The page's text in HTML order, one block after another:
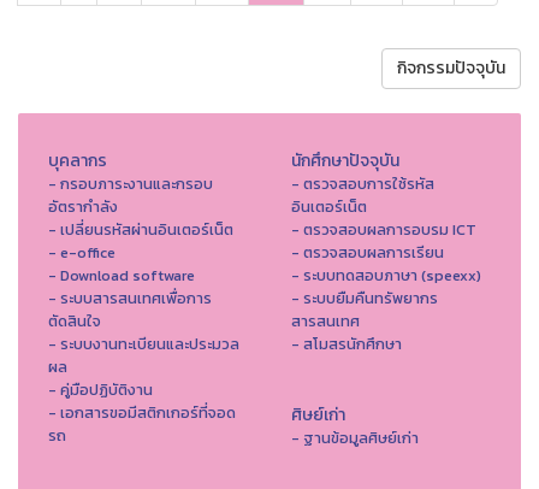
กิจกรรมปัจจุบัน
บุคลากร
- กรอบภาระงานและกรอบ
อัตรากำลัง
- เปลี่ยนรหัสผ่านอินเตอร์เน็ต
- e-office
- Download software
- ระบบสารสนเทศเพื่อการ
ตัดสินใจ
- ระบบงานทะเบียนและประมวล
ผล
- คู่มือปฏิบัติงาน
- เอกสารขอมีสติกเกอร์ที่จอด
รถ
นักศึกษาปัจจุบัน
- ตรวจสอบการใช้รหัส
อินเตอร์เน็ต
- ตรวจสอบผลการอบรม ICT
- ตรวจสอบผลการเรียน
- ระบบทดสอบภาษา (speexx)
- ระบบยืมคืนทรัพยากร
สารสนเทศ
- สโมสรนักศึกษา
ศิษย์เก่า
- ฐานข้อมูลศิษย์เก่า